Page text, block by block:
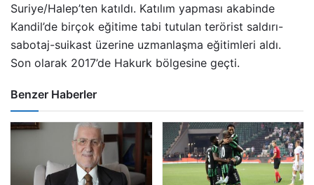
Suriye/Halep’ten katıldı. Katılım yapması akabinde
Kandil’de birçok eğitime tabi tutulan terörist saldırı-
sabotaj-suikast üzerine uzmanlaşma eğitimleri aldı.
Son olarak 2017’de Hakurk bölgesine geçti.
Benzer Haberler